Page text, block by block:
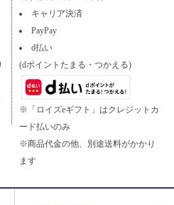
キャリア決済
PayPay
d払い
(dポイントたまる・つかえる)
※「ロイズeギフト」はクレジットカ
ード払いのみ
※商品代金の他、別途送料がかかり
ます